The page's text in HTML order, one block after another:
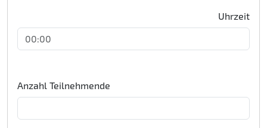
Uhrzeit
Anzahl Teilnehmende